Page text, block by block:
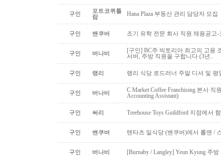
구인
포트코퀴틀
람
Hana Plaza 부동산 관리 담당자 모집
구인 밴쿠버 조기 유학 전문 회사 직원 채용공고
구인 버나비
[구인] BC주 빅토리아 최고의 고용
서버, 주방 직원을 구합니다 (3년..
구인 랭리 랭리 식당 로드러너 주말 디셔 및
구인 버나비
C Market Coffee Franchising 본사 직
Accounting Assistant)
구인 써리 Treehouse Toys Guildford 지점에서
구인 밴쿠버 텐타츠 일식당 (밴쿠버)에서 롤맨 /
구인 버나비 [Burnaby / Langley] Yeun Kyung 주